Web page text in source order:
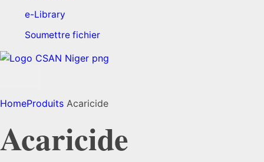
e-Library
Soumettre fichier
HomeProduits Acaricide
Acaricide